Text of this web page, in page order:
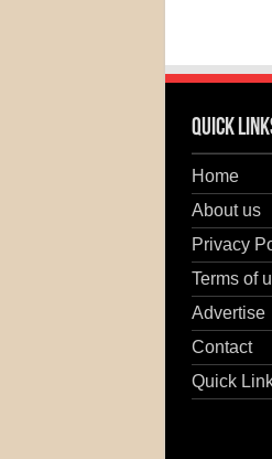
Quick
Home
About us
Privacy
Terms of
Advertise
Contact
Quick